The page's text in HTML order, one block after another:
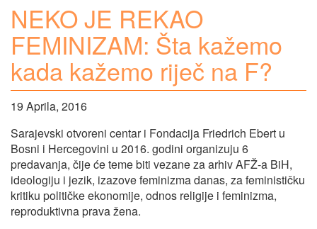
NEKO JE REKAO
FEMINIZAM: Šta kažemo
kada kažemo riječ na F?
19 Aprila, 2016
Sarajevski otvoreni centar i Fondacija Friedrich Ebert u
Bosni i Hercegovini u 2016. godini organizuju 6
predavanja, čije će teme biti vezane za arhiv AFŽ-a BiH,
ideologiju i jezik, izazove feminizma danas, za feminističku
kritiku političke ekonomije, odnos religije i feminizma,
reproduktivna prava žena.